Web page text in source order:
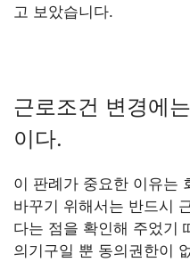
고 보았습니다.
근로조건 변경에
이다.
이 판례가 중요한 이유는
바꾸기 위해서는 반드시
다는 점을 확인해 주었기
의기구일 뿐 동의권한이